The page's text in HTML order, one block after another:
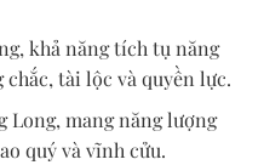
khả năng tích tụ năng
tài lộc và quyền lực.
Long, mang năng lượng
quý và vĩnh cửu.